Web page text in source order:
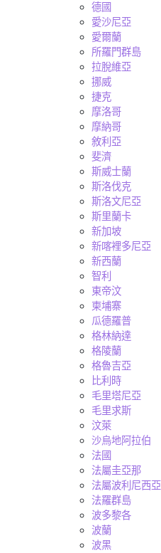
德國
愛沙尼亞
愛爾蘭
所羅門群島
拉脫維亞
挪威
捷克
摩洛哥
摩納哥
敘利亞
斐濟
斯威士蘭
斯洛伐克
斯洛文尼亞
斯里蘭卡
新加坡
新喀裡多尼亞
新西蘭
智利
東帝汶
柬埔寨
瓜德羅普
格林納達
格陵蘭
格魯吉亞
比利時
毛里塔尼亞
毛里求斯
汶萊
沙烏地阿拉伯
法國
法屬圭亞那
法屬波利尼西亞
法羅群島
波多黎各
波蘭
波黑